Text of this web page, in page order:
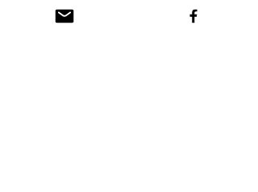
山県南砺市本町３丁目 26番地